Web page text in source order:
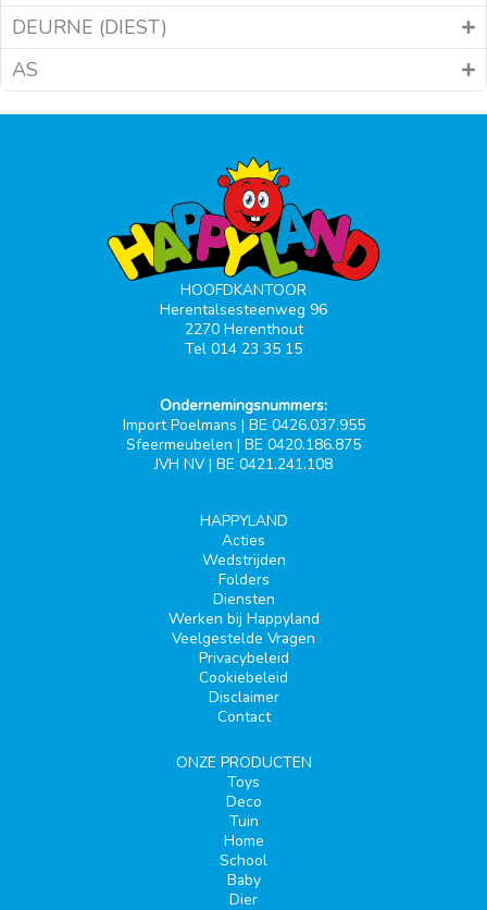
DEURNE (DIEST)
AS
HOOFDKANTOOR
Herentalsesteenweg 96
2270 Herenthout
Tel 014 23 35 15
Ondernemingsnummers:
Import Poelmans | BE 0426.037.955
Sfeermeubelen | BE 0420.186.875
JVH NV | BE 0421.241.108
HAPPYLAND
Acties
Wedstrijden
Folders
Diensten
Werken bij Happyland
Veelgestelde Vragen
Privacybeleid
Cookiebeleid
Disclaimer
Contact
ONZE PRODUCTEN
Toys
Deco
Tuin
Home
School
Baby
Dier